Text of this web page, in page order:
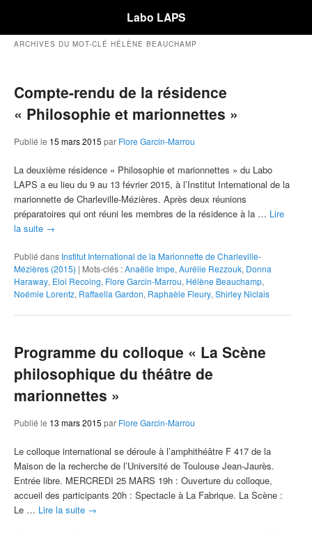
Labo LAPS
ARCHIVES DU MOT-CLÉ HÉLÈNE BEAUCHAMP
Compte-rendu de la résidence
« Philosophie et marionnettes »
Publié le 15 mars 2015 par Flore Garcin-Marrou
La deuxième résidence « Philosophie et marionnettes » du Labo
LAPS a eu lieu du 9 au 13 février 2015, à l’Institut International de la
marionnette de Charleville-Mézières. Après deux réunions
préparatoires qui ont réuni les membres de la résidence à la … Lire
la suite →
Publié dans Institut International de la Marionnette de Charleville-
Mézières (2015) | Mots-clés :Anaëlle Impe, Aurélie Rezzouk, Donna
Haraway, Eloi Recoing, Flore Garcin-Marrou, Hélène Beauchamp,
Noémie Lorentz, Raffaella Gardon, Raphaèle Fleury, Shirley Niclais
Programme du colloque « La Scène
philosophique du théâtre de
marionnettes »
Publié le 13 mars 2015 par Flore Garcin-Marrou
Le colloque international se déroule à l’amphithéâtre F 417 de la
Maison de la recherche de l’Université de Toulouse Jean-Jaurès.
Entrée libre. MERCREDI 25 MARS 19h : Ouverture du colloque,
accueil des participants 20h : Spectacle à La Fabrique. La Scène :
Le … Lire la suite →